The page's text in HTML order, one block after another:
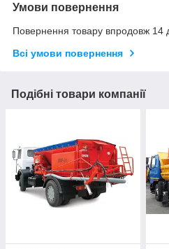
Умови повернення
Повернення товару впродовж 14
Всі умови повернення
Подібні товари компанії